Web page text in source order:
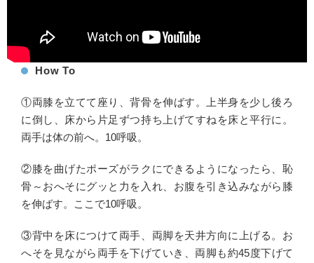
How To
①両膝を立てて座り、背骨を伸ばす。上半身を少し後ろ
に倒し、床から片足ずつ持ち上げてすねを床と平行に。
両手は体の前へ。10呼吸。
②膝を曲げたポーズがラクにできるようになったら、恥
骨～おへそにグッと力を入れ、お腹を引き込みながら膝
を伸ばす。ここで10呼吸。
③背中を床につけて両手、両脚を天井方向に上げる。お
へそを見ながら両手を下げていき、両脚も約45度下げて